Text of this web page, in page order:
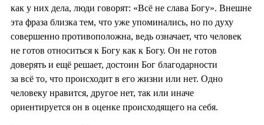
как у них дела, люди говорят: «Всё не слава Богу». Внешне
эта фраза близка тем, что уже упоминались, но по духу
совершенно противоположна, ведь означает, что человек
не готов относиться к Богу как к Богу. Он не готов
доверять и ещё решает, достоин Бог благодарности
за всё то, что происходит в его жизни или нет. Одно
человеку нравится, другое нет, так или иначе
ориентируется он в оценке происходящего на себя.